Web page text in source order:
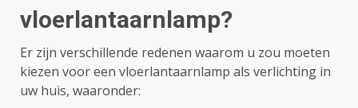
vloerlantaarnlamp?
Er zijn verschillende redenen waarom u zou moeten
kiezen voor een vloerlantaarnlamp als verlichting in
uw huis, waaronder: